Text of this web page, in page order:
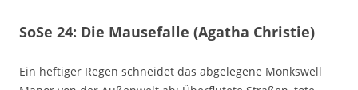
SoSe 24: Die Mausefalle (Agatha Christie)
Ein heftiger Regen schneidet das abgelegene Monkswell